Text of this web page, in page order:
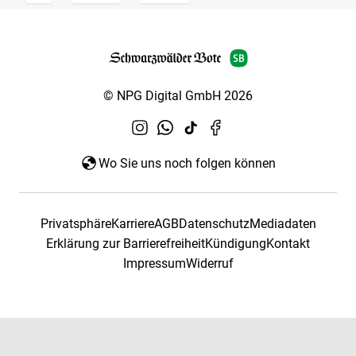
© NPG Digital GmbH 2026
Wo Sie uns noch folgen können
PrivatsphäreKarriereAGBDatenschutzMediadaten
Erklärung zur BarrierefreiheitKündigungKontakt
ImpressumWiderruf